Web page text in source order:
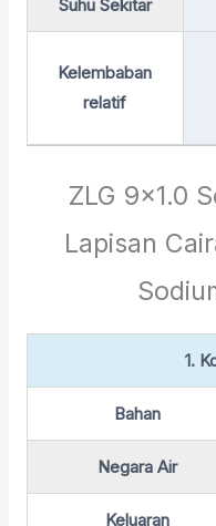
Suhu Sekitar
Kelembaban
relatif
ZLG 9×1.0
Lapisan
1.
Bahan
Negara Air
Keluaran